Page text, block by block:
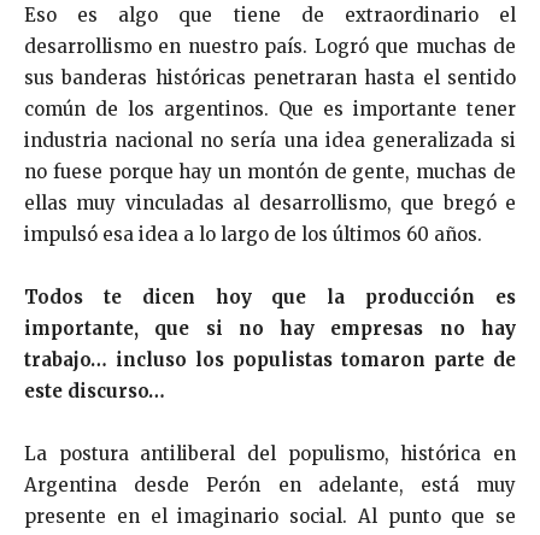
Eso es algo que tiene de extraordinario el
desarrollismo en nuestro país. Logró que muchas de
sus banderas históricas penetraran hasta el sentido
común de los argentinos. Que es importante tener
industria nacional no sería una idea generalizada si
no fuese porque hay un montón de gente, muchas de
ellas muy vinculadas al desarrollismo, que bregó e
impulsó esa idea a lo largo de los últimos 60 años.
Todos te dicen hoy que la producción es
importante, que si no hay empresas no hay
trabajo… incluso los populistas tomaron parte de
este discurso…
La postura antiliberal del populismo, histórica en
Argentina desde Perón en adelante, está muy
presente en el imaginario social. Al punto que se